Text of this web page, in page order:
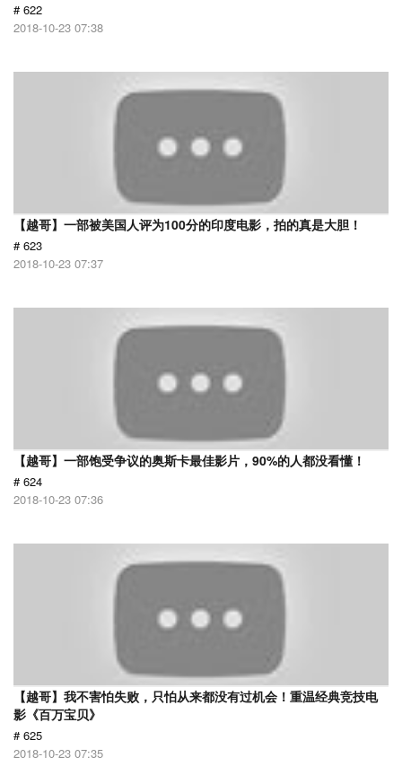
# 622
2018-10-23 07:38
【越哥】一部被美国人评为100分的印度电影，拍的真是大胆！
# 623
2018-10-23 07:37
【越哥】一部饱受争议的奥斯卡最佳影片，90%的人都没看懂！
# 624
2018-10-23 07:36
【越哥】我不害怕失败，只怕从来都没有过机会！重温经典竞技电
影《百万宝贝》
# 625
2018-10-23 07:35